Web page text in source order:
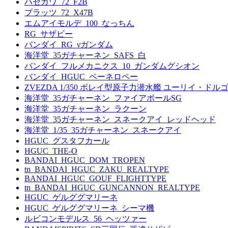
ハセガワ_72_F2B
プラッツ_72_X47B
エムアイモルデ_100_なっちん
RG_サザビー
バンダイ_RG_νガンダム
海洋堂_35ガチャーネン_SAFS_白
バンダイ_フルメカニクス_10_ガンダムグシオン
バンダイ_HGUC_ペーネロペー
ZVEZDA 1/350 ボレイ型原子力潜水艦 ユーリイ・ドル
海洋堂_35ガチャーネン_ファイアボールSG
海洋堂_35ガチャーネン_ラクーン
海洋堂_35ガチャーネン_スネークアイ_レッドヘッド
海洋堂_1/35_35ガチャーネン_スネークアイ
HGUC_グスタフカール
HGUC_THE-O
BANDAI_HGUC_DOM_TROPEN
tn_BANDAI_HGUC_ZAKU_REALTYPE
BANDAI_HGUC_GOUF_FLIGHTTYPE
tn_BANDAI_HGUC_GUNCANNON_REALTYPE
HGUC_ゲルググマリーネ
HGUC_ゲルググマリーネ_シーマ機
ルビコンモデルス_56_ヘッツァー